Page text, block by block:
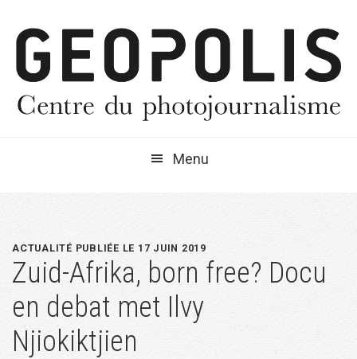
navigation
principale
contenu
principal
barre
latérale
Menu
ACTUALITÉ PUBLIÉE LE 17 JUIN 2019
Zuid-Afrika, born free? Docu
en debat met Ilvy
Njiokiktjien